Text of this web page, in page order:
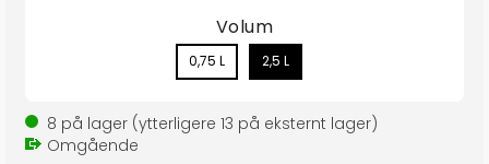
Volum
0,75 L 2,5 L
8 på lager (ytterligere 13 på eksternt lager)
Omgående